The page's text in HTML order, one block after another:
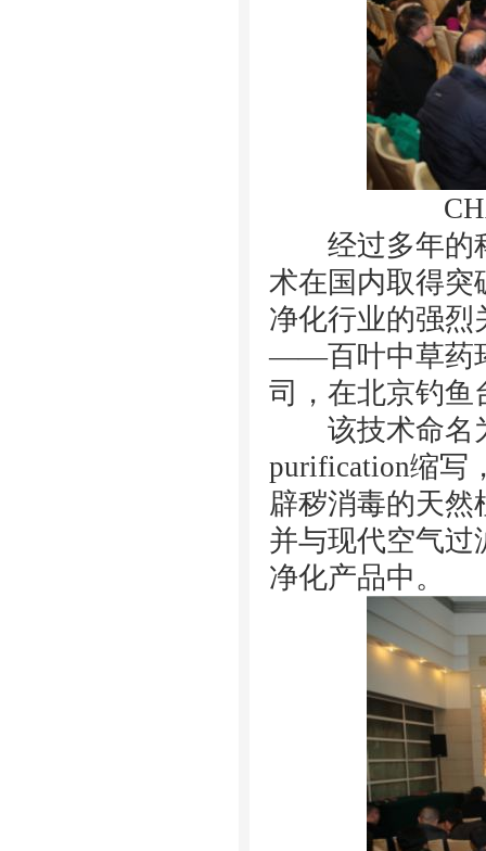
经过多年的科
术在国内取得突
净化行业的强烈
——百叶中草药
司，在北京钓鱼
该技术命名为
purification缩写
辟秽消毒的天然
并与现代空气过
净化产品中。